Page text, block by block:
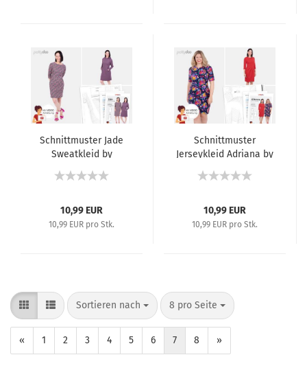
Schnittmuster Jade
Sweatkleid by
10,99 EUR
10,99 EUR pro Stk.
Schnittmuster
Jerseykleid Adriana by
10,99 EUR
10,99 EUR pro Stk.
Sortieren nach 8 pro Seite
« 1 2 3 4 5 6 7 8 »